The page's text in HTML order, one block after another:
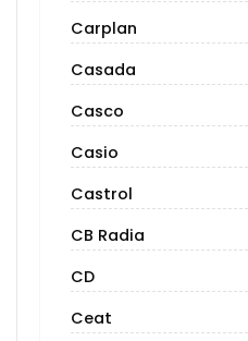
Carplan
Casada
Casco
Casio
Castrol
CB Radia
CD
Ceat